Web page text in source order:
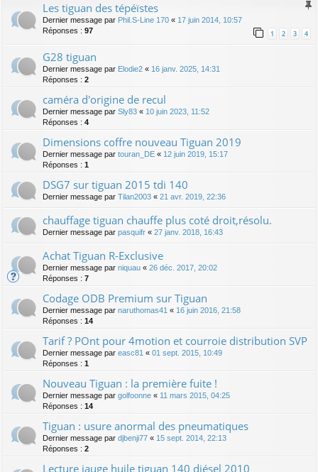
Les tiguan des tépéïstes
Dernier message par Phil.S-Line 170 « 17 juin 2014, 10:57
Réponses : 97 1 2 3 4
G28 tiguan
Dernier message par Elodie2 « 16 janv. 2025, 14:31
Réponses : 2
caméra d'origine de recul
Dernier message par Sly83 « 10 juin 2023, 11:52
Réponses : 4
Dimensions coffre nouveau Tiguan 2019
Dernier message par touran_DE « 12 juin 2019, 15:17
Réponses : 1
DSG7 sur tiguan 2015 tdi 140
Dernier message par Tilan2003 « 21 avr. 2019, 22:36
chauffage tiguan chauffe plus coté droit,résolu.
Dernier message par pasquifr « 27 janv. 2018, 16:43
Achat Tiguan R-Exclusive
Dernier message par niquau « 26 déc. 2017, 20:02
Réponses : 7
Codage ODB Premium sur Tiguan
Dernier message par naruthomas41 « 16 juin 2016, 21:58
Réponses : 14
Tarif ? POnt pour 4motion et courroie distribution SVP
Dernier message par easc81 « 01 sept. 2015, 10:49
Réponses : 1
Nouveau Tiguan : la première fuite !
Dernier message par golfoonne « 11 mars 2015, 04:25
Réponses : 14
Tiguan : usure anormal des pneumatiques
Dernier message par djbenji77 « 15 sept. 2014, 22:13
Réponses : 2
Lecture jauge huile tiguan 140 diésel 2010